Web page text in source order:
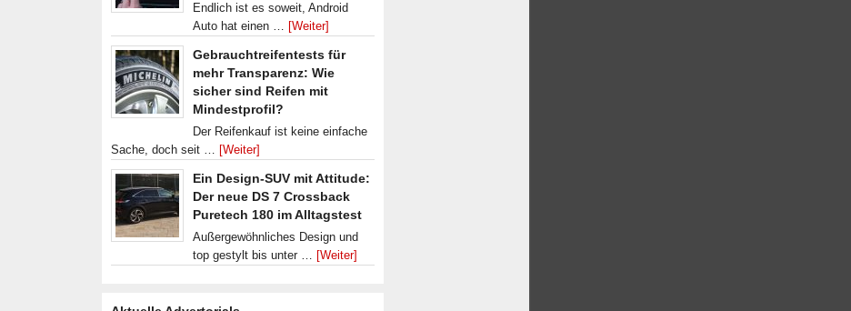
Endlich ist es soweit, Android
Auto hat einen … [Weiter]
Gebrauchtreifentests für
mehr Transparenz: Wie
sicher sind Reifen mit
Mindestprofil?
Der Reifenkauf ist keine einfache
Sache, doch seit … [Weiter]
Ein Design-SUV mit Attitude:
Der neue DS 7 Crossback
Puretech 180 im Alltagstest
Außergewöhnliches Design und
top gestylt bis unter … [Weiter]